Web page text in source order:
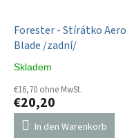
Forester - Stírátko Aero
Blade /zadní/
Skladem
€16,70 ohne MwSt.
€20,20
In den Warenkorb